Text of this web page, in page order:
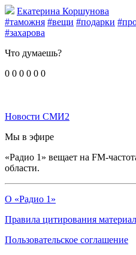
Екатерина Коршунова
#таможня #вещи #подарки
#захарова
Что думаешь?
0 0 0 0 0 0
Новости СМИ2
Мы в эфире
«Радио 1» вещает на FM-
области.
О «Радио 1»
Правила цитирования
Пользовательское соглашение